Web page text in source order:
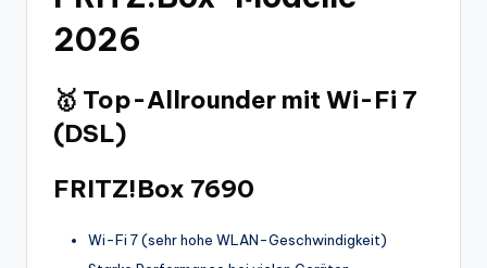
2026
🥇 Top-Allrounder mit Wi-Fi 7
(DSL)
FRITZ!Box 7690
Wi-Fi 7 (sehr hohe WLAN-Geschwindigkeit)